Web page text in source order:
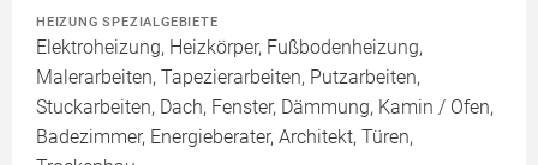
HEIZUNG SPEZIALGEBIETE
Elektroheizung, Heizkörper, Fußbodenheizung,
Malerarbeiten, Tapezierarbeiten, Putzarbeiten,
Stuckarbeiten, Dach, Fenster, Dämmung, Kamin / Ofen,
Badezimmer, Energieberater, Architekt, Türen,